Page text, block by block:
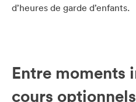
d’heures de garde d’enfants.
Entre moments
cours